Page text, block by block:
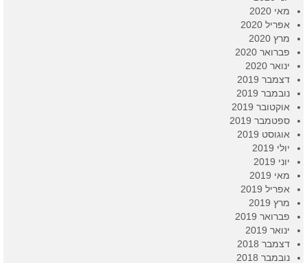
מאי 2020
אפריל 2020
מרץ 2020
פברואר 2020
ינואר 2020
דצמבר 2019
נובמבר 2019
אוקטובר 2019
ספטמבר 2019
אוגוסט 2019
יולי 2019
יוני 2019
מאי 2019
אפריל 2019
מרץ 2019
פברואר 2019
ינואר 2019
דצמבר 2018
נובמבר 2018